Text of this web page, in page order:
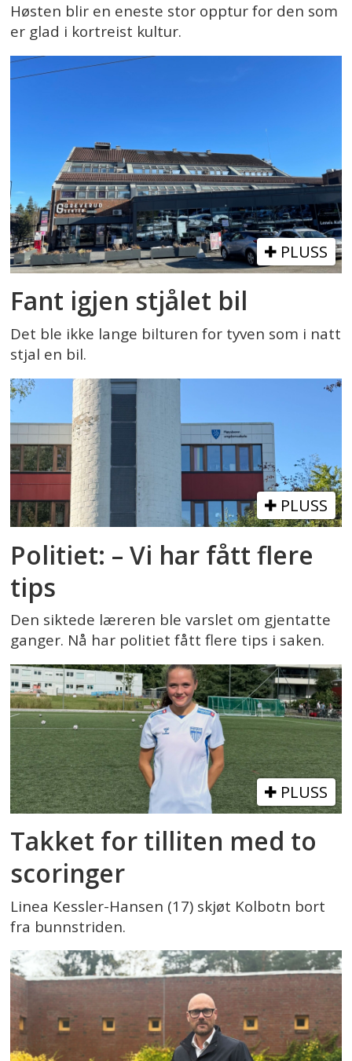
Høsten blir en eneste stor opptur for den som
er glad i kortreist kultur.
PLUSS
Fant igjen stjålet bil
Det ble ikke lange bilturen for tyven som i natt
stjal en bil.
PLUSS
Politiet: – Vi har fått flere
tips
Den siktede læreren ble varslet om gjentatte
ganger. Nå har politiet fått flere tips i saken.
PLUSS
Takket for tilliten med to
scoringer
Linea Kessler-Hansen (17) skjøt Kolbotn bort
fra bunnstriden.